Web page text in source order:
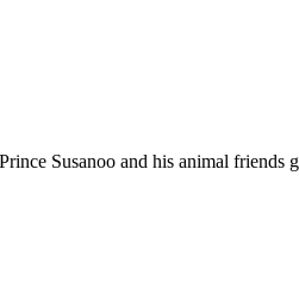
Susanoo and his animal